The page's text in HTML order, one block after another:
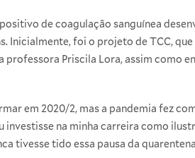
de coagulação sanguínea
Inicialmente, foi o projeto de TCC,
Priscila Lora, assim como
em 2020/2, mas a pandemia fez
investisse na minha carreira como
tivesse tido essa pausa da